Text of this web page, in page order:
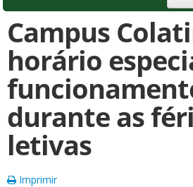
Campus
horário
durante as
letivas
Imprimir